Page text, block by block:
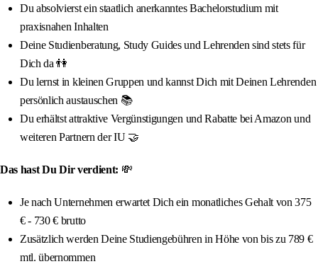
Du absolvierst ein staatlich anerkanntes Bachelorstudium mit
praxisnahen Inhalten
Deine Studienberatung, Study Guides und Lehrenden sind stets für
Dich da 👫
Du lernst in kleinen Gruppen und kannst Dich mit Deinen Lehrenden
persönlich austauschen 📚
Du erhältst attraktive Vergünstigungen und Rabatte bei Amazon und
weiteren Partnern der IU 🤝
Das hast Du Dir verdient: 💸
Je nach Unternehmen erwartet Dich ein monatliches Gehalt von 375
€ - 730 € brutto
Zusätzlich werden Deine Studiengebühren in Höhe von bis zu 789 €
mtl. übernommen